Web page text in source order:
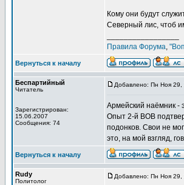
Кому они будут
Северный лис, чтоб
Правила Форума,
Вернуться к началу
Беспартийный
Читатель
Зарегистрирован:
15.06.2007
Сообщения: 74
Добавлено: Пн Ноя 29,
Армейский наёмник -
Опыт 2-й ВОВ
подонков. Свои не
это, на мой взгляд,
Вернуться к началу
Rudy
Политолог
Добавлено: Пн Ноя 29,